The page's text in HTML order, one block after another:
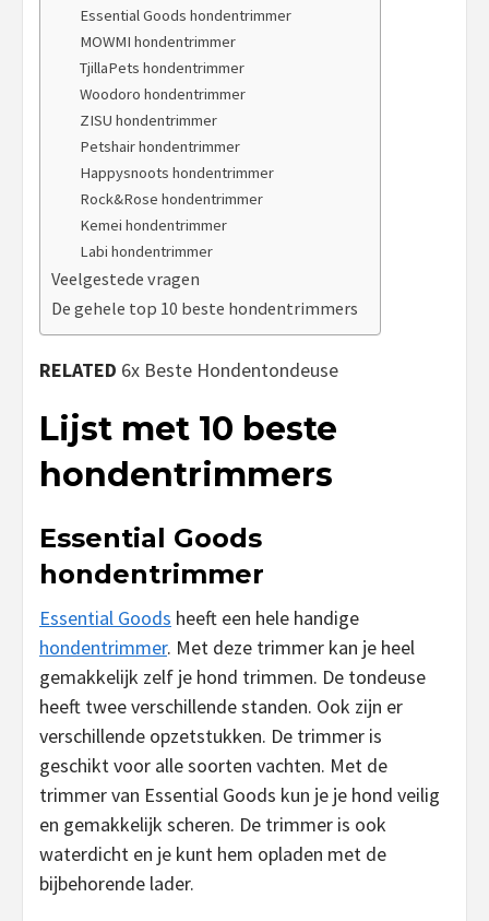
Essential Goods hondentrimmer
MOWMI hondentrimmer
TjillaPets hondentrimmer
Woodoro hondentrimmer
ZISU hondentrimmer
Petshair hondentrimmer
Happysnoots hondentrimmer
Rock&Rose hondentrimmer
Kemei hondentrimmer
Labi hondentrimmer
Veelgestede vragen
De gehele top 10 beste hondentrimmers
RELATED 6x Beste Hondentondeuse
Lijst met 10 beste
hondentrimmers
Essential Goods
hondentrimmer
Essential Goods heeft een hele handige
hondentrimmer. Met deze trimmer kan je heel
gemakkelijk zelf je hond trimmen. De tondeuse
heeft twee verschillende standen. Ook zijn er
verschillende opzetstukken. De trimmer is
geschikt voor alle soorten vachten. Met de
trimmer van Essential Goods kun je je hond veilig
en gemakkelijk scheren. De trimmer is ook
waterdicht en je kunt hem opladen met de
bijbehorende lader.